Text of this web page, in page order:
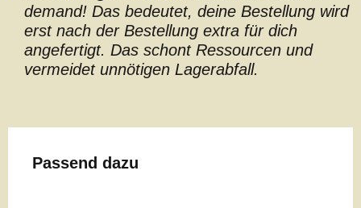
demand! Das bedeutet, deine Bestellung wird
erst nach der Bestellung extra für dich
angefertigt. Das schont Ressourcen und
vermeidet unnötigen Lagerabfall.
Produktgalerie überspringen
Passend dazu